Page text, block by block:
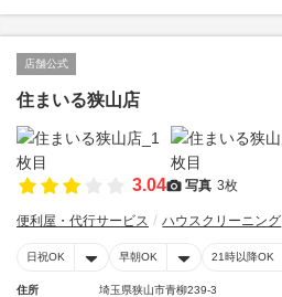
店舗公式
住まいる狭山店
3.04 写真 3枚
便利屋・代行サービス ハウスクリーニング
日祝OK 早朝OK 21時以降OK
住所
埼玉県狭山市青柳239-3